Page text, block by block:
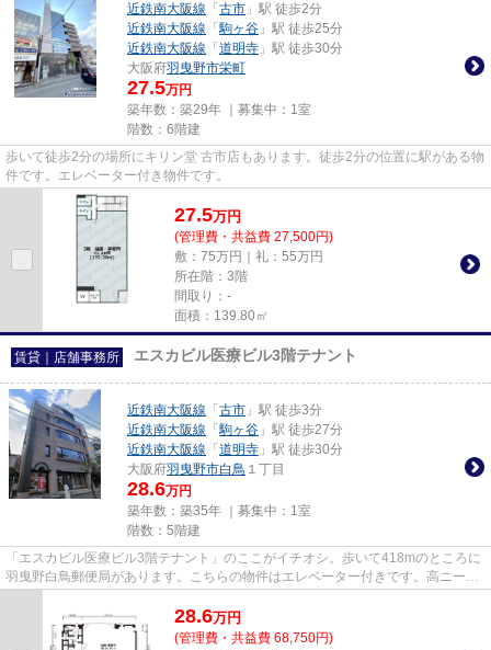
近鉄南大阪線 「 古市 」駅 徒歩2分
近鉄南大阪線 「駒ヶ谷 」駅 徒歩25分
近鉄南大阪線 「 道明寺 」駅 徒歩30分
大阪府羽曳野市栄町
27.5万円
築年数：築29年 ｜募集中： 1室
階数：6階建
歩いて徒歩2分の場所にキリン堂 古市店もあります。徒歩2分の位置に駅がある物
件です。エレベーター付き物件です。
27.5万円
(管理費・共益費 27,500円)
敷：75万円｜礼：55万円
所在階：3階
間取り：-
面積：139.80㎡
賃貸｜店舗事務所 エスカビル医療ビル3階テナント
近鉄南大阪線 「 古市 」駅 徒歩3分
近鉄南大阪線 「駒ヶ谷 」駅 徒歩27分
近鉄南大阪線 「 道明寺 」駅 徒歩30分
大阪府羽曳野市白鳥 １丁目
28.6万円
築年数：築35年 ｜募集中： 1室
階数：5階建
「エスカビル医療ビル3階テナント」のここがイチオシ。歩いて418mのところに
羽曳野白鳥郵便局があります。こちらの物件はエレベーター付きです。高ニーズ
28.6万円
(管理費・共益費 68,750円)